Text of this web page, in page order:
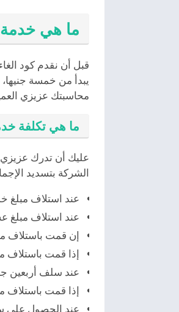
ما هي
قبل أن نقدم كود
يبدأ من خمسة
محاسبتك عزيزي
ما هي تكلفة
عليك أن تدرك
الشركة بتسديد
عند استلاف مبلغ
عند استلاف مبلغ
إن قمت باستلاف
إذا قمت باستلاف
عند سلف أربعين
إذا قمت
عند الحصول على